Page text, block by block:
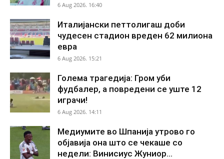
6 Aug 2026. 16:40
Италијански петтолигаш доби
чудесен стадион вреден 62 милиона
евра
6 Aug 2026. 15:21
Голема трагедија: Гром уби
фудбалер, а повредени се уште 12
играчи!
6 Aug 2026. 14:11
Медиумите во Шпанија утрово го
објавија она што се чекаше со
недели: Винисиус Жуниор...